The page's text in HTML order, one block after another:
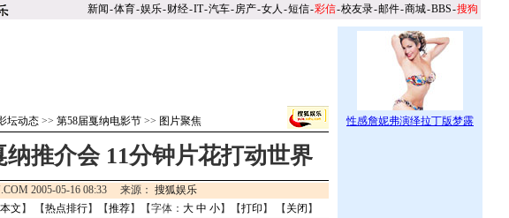
新闻-体育-娱乐-财经-IT-汽车-房产-女人 -短信-彩信-校友录-邮件-商城-BBS-搜狗
坛动态 >> 第58届戛纳电影节 >> 图片聚焦
推介会 11分钟片花打动世界
2005-05-16 08:33 来源： 搜狐娱乐
文 】 【热点排行】【推荐】【字体： 大 中 小】【打印 】 【 关闭 】